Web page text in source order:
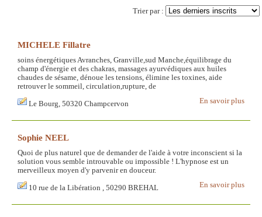
Trier par :
MICHELE Fillatre
soins énergétiques Avranches, Granville,sud Manche,équilibrage du
champ d'énergie et des chakras, massages ayurvédiques aux huiles
chaudes de sésame, dénoue les tensions, élimine les toxines, aide
retrouver le sommeil, circulation,rupture, de
En savoir plus
Le Bourg, 50320 Champcervon
Sophie NEEL
Quoi de plus naturel que de demander de l'aide à votre inconscient si la
solution vous semble introuvable ou impossible ! L'hypnose est un
merveilleux moyen d'y parvenir en douceur.
En savoir plus
10 rue de la Libération , 50290 BREHAL